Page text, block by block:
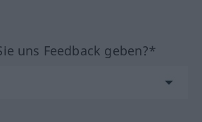
uns Feedback geben?*